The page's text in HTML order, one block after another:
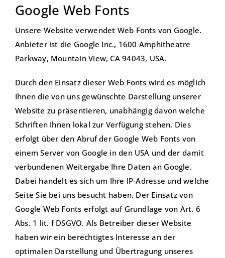
Google Web Fonts
Unsere Website verwendet Web Fonts von Google.
Anbieter ist die Google Inc., 1600 Amphitheatre
Parkway, Mountain View, CA 94043, USA.
Durch den Einsatz dieser Web Fonts wird es möglich
Ihnen die von uns gewünschte Darstellung unserer
Website zu präsentieren, unabhängig davon welche
Schriften Ihnen lokal zur Verfügung stehen. Dies
erfolgt über den Abruf der Google Web Fonts von
einem Server von Google in den USA und der damit
verbundenen Weitergabe Ihre Daten an Google.
Dabei handelt es sich um Ihre IP-Adresse und welche
Seite Sie bei uns besucht haben. Der Einsatz von
Google Web Fonts erfolgt auf Grundlage von Art. 6
Abs. 1 lit. f DSGVO. Als Betreiber dieser Website
haben wir ein berechtigtes Interesse an der
optimalen Darstellung und Übertragung unseres